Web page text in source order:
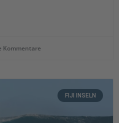
Kommentare
FIJI INSELN